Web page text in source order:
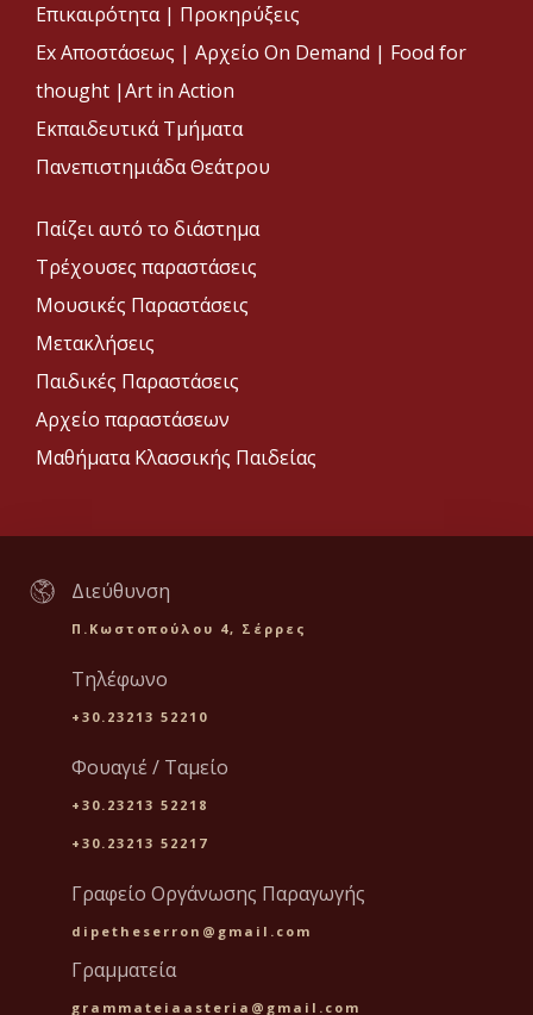
Επικαιρότητα | Προκηρύξεις
Ex Αποστάσεως | Αρχείο On Demand | Food for
thought |Art in Action
Εκπαιδευτικά Τμήματα
Πανεπιστημιάδα Θεάτρου
Παίζει αυτό το διάστημα
Τρέχουσες παραστάσεις
Μουσικές Παραστάσεις
Μετακλήσεις
Παιδικές Παραστάσεις
Αρχείο παραστάσεων
Μαθήματα Κλασσικής Παιδείας
Διεύθυνση
Π.Κωστοπούλου 4, Σέρρες
Τηλέφωνο
+30.23213 52210
Φουαγιέ / Ταμείο
+30.23213 52218
+30.23213 52217
Γραφείο Οργάνωσης Παραγωγής
dipetheserron@gmail.com
Γραμματεία
grammateiaasteria@gmail.com